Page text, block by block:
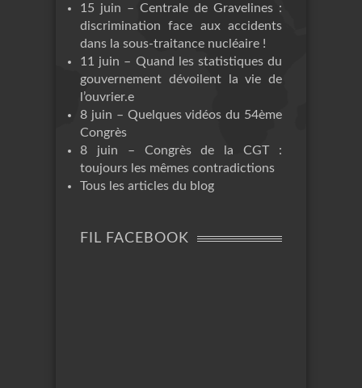
15 juin – Centrale de Gravelines :
discrimination face aux accidents
dans la sous-traitance nucléaire !
11 juin – Quand les statistiques du
gouvernement dévoilent la vie de
l’ouvrier.e
8 juin – Quelques vidéos du 54ème
Congrès
8 juin – Congrès de la CGT :
toujours les mêmes contradictions
Tous les articles du blog
FIL FACEBOOK